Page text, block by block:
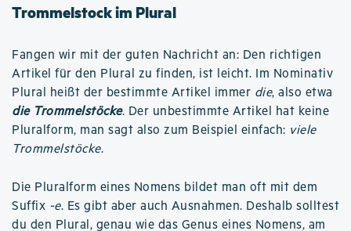
Trommelstock im Plural
Fangen wir mit der guten Nachricht an: Den richtigen
Artikel für den Plural zu finden, ist leicht. Im Nominativ
Plural heißt der bestimmte Artikel immer die, also etwa
die Trommelstöcke. Der unbestimmte Artikel hat keine
Pluralform, man sagt also zum Beispiel einfach: viele
Trommelstöcke.
Die Pluralform eines Nomens bildet man oft mit dem
Suffix -e. Es gibt aber auch Ausnahmen. Deshalb solltest
du den Plural, genau wie das Genus eines Nomens, am